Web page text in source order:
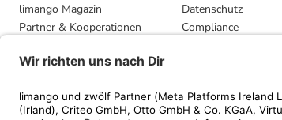
limango Magazin
Partner & Kooperationen
Presse
Datenschutz
Compliance